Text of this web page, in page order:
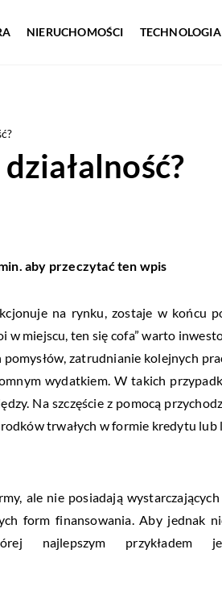
NIERUCHOMOŚCI
aby przeczytać ten wpis
na rynku, zostaje w końcu
w miejscu, ten się cofa” warto
zatrudnianie kolejnych
wydatkiem. W takich
Na szczęście z pomocą
trwałych w formie kredytu lub
ale nie posiadają
form finansowania. Aby jednak
najlepszym przykładem